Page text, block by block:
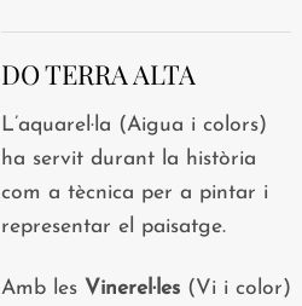
DO TERRA ALTA
L’aquarel·la (Aigua i colors)
ha servit durant la història
com a tècnica per a pintar i
representar el paisatge.
Amb les Vinerel·les (Vi i color)